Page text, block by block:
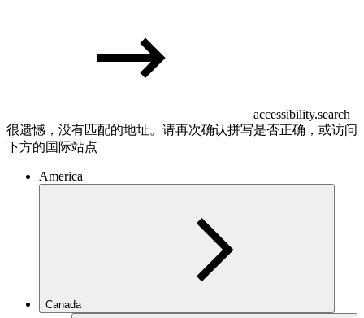
accessibility.search
很遗憾，没有匹配的地址。请再次确认拼写是否正确，或访问
下方的国际站点
America
Canada